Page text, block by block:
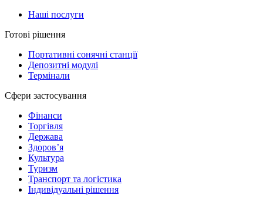
Наші послуги
Готові рішення
Портативні сонячні станції
Депозитні модулі
Термінали
Сфери застосування
Фінанси
Торгівля
Держава
Здоров’я
Культура
Туризм
Транспорт та логістика
Індивідуальні рішення